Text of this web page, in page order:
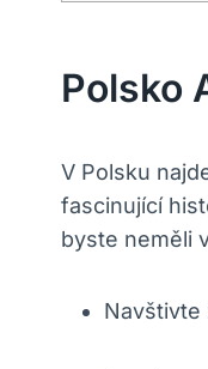
Polsko
V Polsku
fascinující
byste neměli
Navštivte